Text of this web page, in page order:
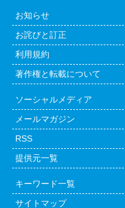
お知らせ
お詫びと訂正
利用規約
著作権と転載について
ソーシャルメディア
メールマガジン
RSS
提供元一覧
キーワード一覧
サイトマップ